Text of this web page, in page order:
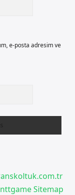
e-posta adresim ve
nttgameSitemap